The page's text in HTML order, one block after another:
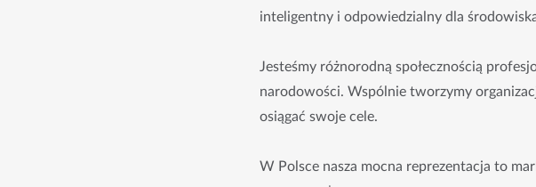
inteligentny i odpowiedzialny dla
Jesteśmy różnorodną społecznością
narodowości. Wspólnie tworzymy
osiągać swoje cele.
W Polsce nasza mocna reprezentacja to